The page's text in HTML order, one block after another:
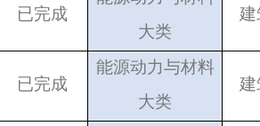
已完成
大类
建
已完成
能源动力与材料
大类
建